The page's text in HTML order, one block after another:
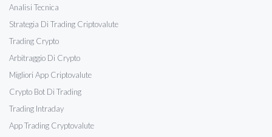
Analisi Tecnica
Strategia Di Trading Criptovalute
Trading Crypto
Arbitraggio Di Crypto
Migliori App Criptovalute
Crypto Bot Di Trading
Trading Intraday
App Trading Cryptovalute